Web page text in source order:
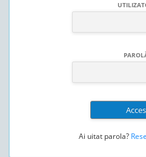
Ai uitat parola?